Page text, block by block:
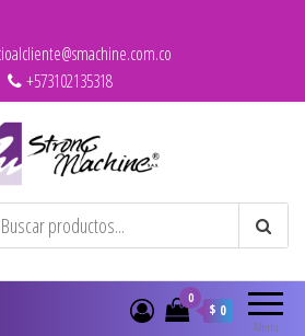
+573102135318
– BaBylissPRO – WAHL
Garden
Ventas de secadores, planchas, rizadores,
maquinas de corte, pitilleras, tijeras,
peluquería y barbería
Menú
0
$ 0